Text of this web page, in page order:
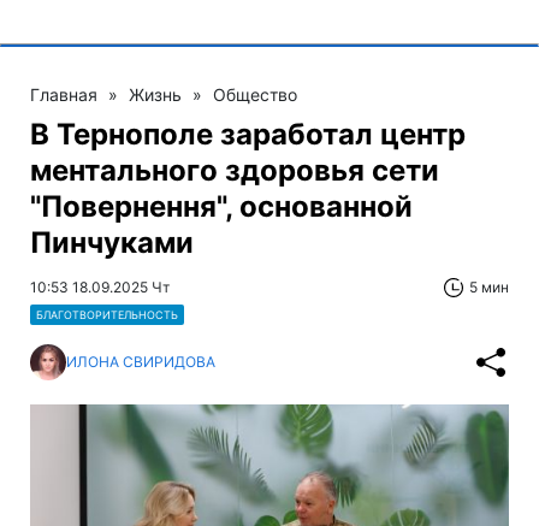
Главная » Жизнь » Общество
В Тернополе заработал центр
ментального здоровья сети
"Повернення", основанной
Пинчуками
10:53 18.09.2025 Чт 5 мин
БЛАГОТВОРИТЕЛЬНОСТЬ
ИЛОНА СВИРИДОВА